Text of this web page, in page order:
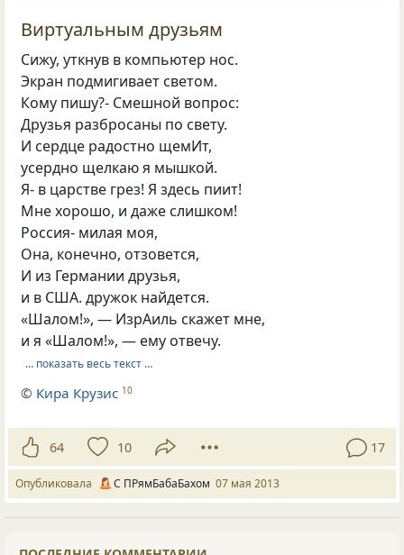
Виртуальным друзьям
Сижу, уткнув в компьютер нос.
Экран подмигивает светом.
Кому пишу?- Смешной вопрос:
Друзья разбросаны по свету.
И сердце радостно щемИт,
усердно щелкаю я мышкой.
Я- в царстве грез! Я здесь пиит!
Мне хорошо, и даже слишком!
Россия- милая моя,
Она, конечно, отзовется,
И из Германии друзья,
и в США. дружок найдется.
«Шалом!», — ИзрАиль скажет мне,
и я «Шалом!», — ему отвечу.
… показать весь текст …
© Кира Крузис 10
64 10 17
Опубликовала С ПРямБабаБахом 07 мая 2013